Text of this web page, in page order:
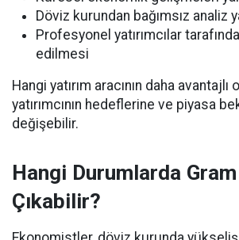
Döviz kurundan bağımsız analiz
Profesyonel yatırımcılar
edilmesi
Hangi yatırım aracının daha avantajlı
yatırımcının hedeflerine ve piyasa
değişebilir.
Hangi Durumlarda
Çıkabilir?